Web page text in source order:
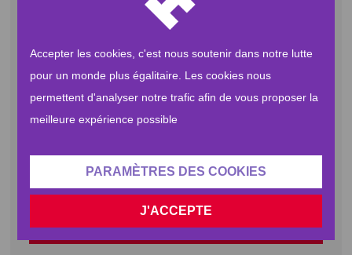
Accepter les cookies, c'est nous soutenir dans notre lutte
pour un monde plus égalitaire. Les cookies nous
permettent d'analyser notre trafic afin de vous proposer la
meilleure expérience possible
PARAMÈTRES DES COOKIES
J'ACCEPTE
programme de parrainage
soutien permet à son tuteur de lui offrir de quoi senourrir
seloger , sesoigner ,s’habilleret aller àl’école. Un geste
simple, pour un impact durable.
moyens de grandir sereinement.
PARRAINER UN ORPHELIN